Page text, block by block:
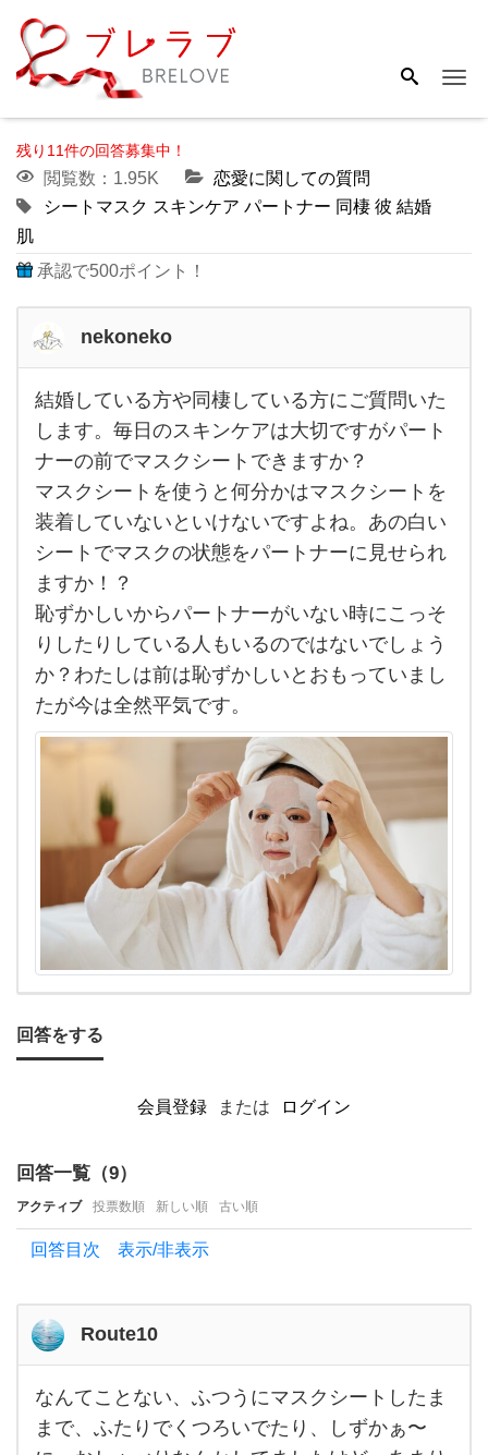
残り11件の回答募集中！
閲覧数：1.95K
恋愛に関しての質問
シートマスク スキンケア パートナー 同棲 彼 結婚
肌
承認で500ポイント！
nekoneko
結婚
し
て
い
る方
や同
棲し
て
い
る方
に
た
ま
す。
毎日
ス
ア
は大
切で
が
パ
結婚している方や同棲している方にご質問いた
します。毎日のスキンケアは大切ですがパート
ナーの前でマスクシートできますか？
マスクシートを使うと何分かはマスクシートを
装着していないといけないですよね。あの白い
シートでマスクの状態をパートナーに見せられ
ますか！？
恥ずかしいからパートナーがいない時にこっそ
りしたりしている人もいるのではないでしょう
か？わたしは前は恥ずかしいとおもっていまし
たが今は全然平気です。
回答をする
会員登録 または ログイン
回答一覧（9）
アクティブ 投票数順 新しい順 古い順
回答目次 表示/非表示
Route10
なん
てこ
とな
なんてことない、ふつうにマスクシートしたま
まで、ふたりでくつろいでたり、しずかぁ〜